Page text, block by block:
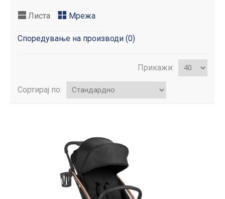
Листа Мрежа
Споредување на производи (0)
Прикажи:
Сортирај по: